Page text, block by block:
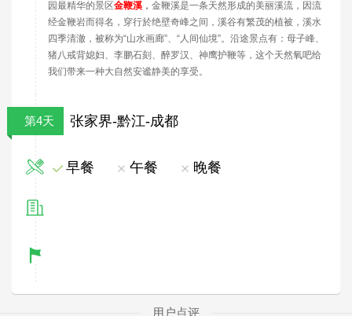
园最精华的景区金鞭溪 ， 金鞭溪是一条天然形成的美丽溪流，因流
经金鞭岩而得名，穿行於绝壁奇峰之间，溪谷有繁茂的植被，溪水
四季清澈，被称为“山水画廊”、 “人间仙境”。沿途景点有：母子峰、
猪八戒背媳妇、李鹏石刻、醉罗汉、神鹰护鞭等，这个天然氧吧给
我们带来一种大自然安谧静美的享受。
第4天 张家界-黔江-成都
早餐 午餐 晚餐
用户点评